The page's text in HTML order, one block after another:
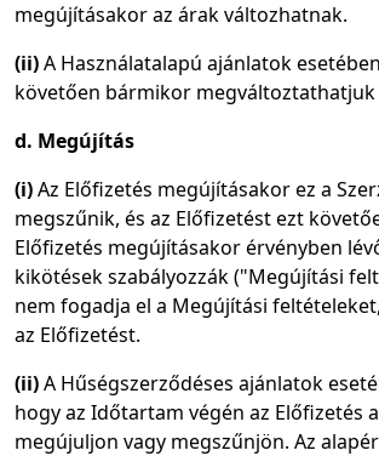
megújításakor az árak változhatnak.
(ii)A Használatalapú ajánlatok
követően bármikor megváltoztathatjuk
d. Megújítás
(i)Az Előfizetés megújításakor ez a
megszűnik, és az Előfizetést ezt
Előfizetés megújításakor érvényben
kikötések szabályozzák ("Megújítási
nem fogadja el a Megújítási
az Előfizetést.
(ii)A Hűségszerződéses ajánlatok
hogy az Időtartam végén az Előfizetés
megújuljon vagy megszűnjön. Az